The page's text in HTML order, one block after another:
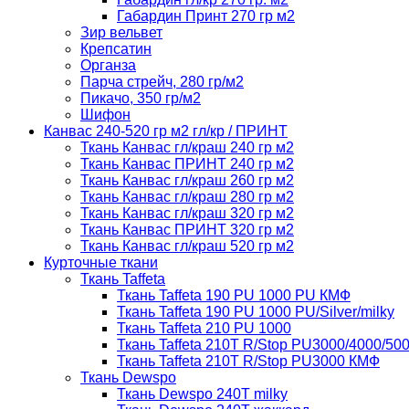
Габардин Принт 270 гр м2
Зир вельвет
Крепсатин
Органза
Парча стрейч, 280 гр/м2
Пикачо, 350 гр/м2
Шифон
Канвас 240-520 гр м2 гл/кр / ПРИНТ
Ткань Канвас гл/краш 240 гр м2
Ткань Канвас ПРИНТ 240 гр м2
Ткань Канвас гл/краш 260 гр м2
Ткань Канвас гл/краш 280 гр м2
Ткань Канвас гл/краш 320 гр м2
Ткань Канвас ПРИНТ 320 гр м2
Ткань Канвас гл/краш 520 гр м2
Курточные ткани
Ткань Taffeta
Ткань Taffeta 190 PU 1000 PU КМФ
Ткань Taffeta 190 PU 1000 PU/Silver/milky
Ткань Taffeta 210 PU 1000
Ткань Taffeta 210Т R/Stop PU3000/4000/
Ткань Taffeta 210Т R/Stop PU3000 КМФ
Ткань Dewspo
Ткань Dewspo 240Т milky